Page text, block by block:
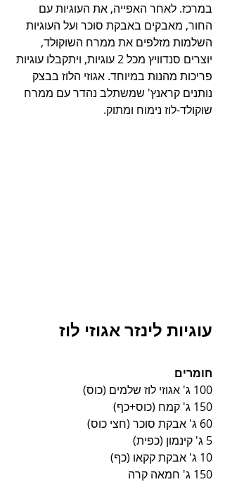
במרכז. לאחר האפייה, את העוגיות עם
החור, מאבקים באבקת סוכר ועל העוגיות
השלמות מזלפים את ממרח השוקולד,
יוצרים סנדוויץ מכל 2 עוגיות, ויתקבלו עוגיות
פריכות מהנות במיוחד. אגוזי הלוז בבצק
נותנים קראנץ' שמשתלב נהדר עם ממרח
שוקולד-לוז נימוח ומתוק.
עוגיות לינזר אגוזי לוז
חומרים
100 ג' אגוזי לוז שלמים (כוס)
150 ג' קמח (כוס+כף)
60 ג' אבקת סוכר (חצי כוס)
5 ג' קינמון (כפית)
10 ג' אבקת קקאו (כף)
150 ג' חמאה קרה